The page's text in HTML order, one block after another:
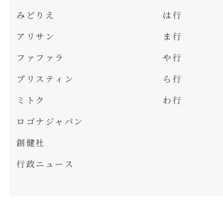
みどりえ
アリサン
ファファラ
プリスティン
ミトク
ロゴナジャパン
創健社
行政ニュース
は行
ま行
や行
ら行
わ行